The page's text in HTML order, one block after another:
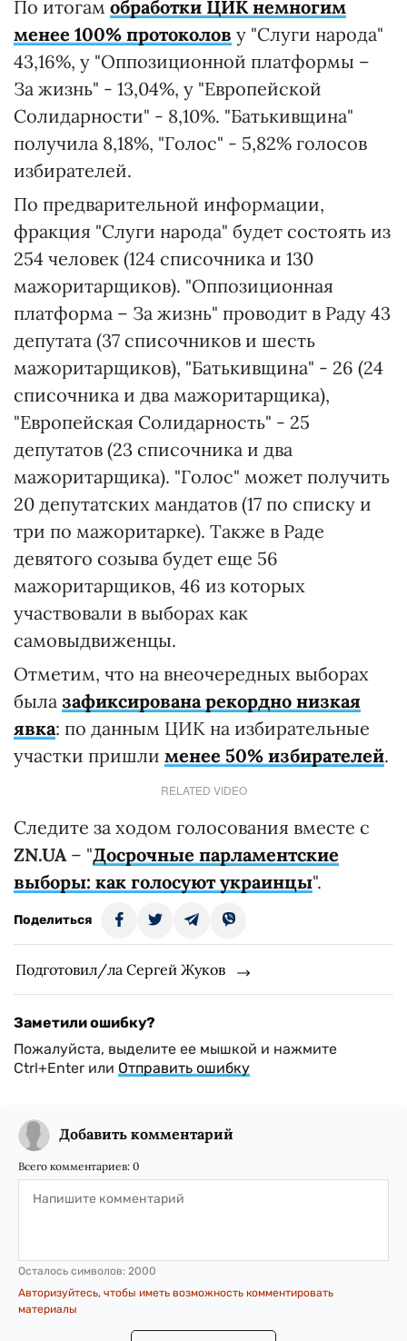
По итогам обработки ЦИК немногим
менее 100% протоколов у "Слуги народа"
43,16%, у "Оппозиционной платформы –
За жизнь" - 13,04%, у "Европейской
Солидарности" - 8,10%. "Батькивщина"
получила 8,18%, "Голос" - 5,82% голосов
избирателей.
По предварительной информации,
фракция "Слуги народа" будет состоять из
254 человек (124 списочника и 130
мажоритарщиков). "Оппозиционная
платформа – За жизнь" проводит в Раду 43
депутата (37 списочников и шесть
мажоритарщиков), "Батькивщина" - 26 (24
списочника и два мажоритарщика),
"Европейская Солидарность" - 25
депутатов (23 списочника и два
мажоритарщика). "Голос" может получить
20 депутатских мандатов (17 по списку и
три по мажоритарке). Также в Раде
девятого созыва будет еще 56
мажоритарщиков, 46 из которых
участвовали в выборах как
самовыдвиженцы.
Отметим, что на внеочередных выборах
была зафиксирована рекордно низкая
явка: по данным ЦИК на избирательные
участки пришли менее 50% избирателей.
RELATED VIDEO
Следите за ходом голосования вместе с
ZN.UA– "Досрочные парламентские
выборы: как голосуют украинцы".
Поделиться
Подготовил/ла Сергей Жуков
Заметили ошибку?
Пожалуйста, выделите ее мышкой и нажмите
Ctrl+Enter или Отправить ошибку
Добавить комментарий
Всего комментариев: 0
Осталось символов: 2000
Авторизуйтесь, чтобы иметь возможность комментировать
материалы